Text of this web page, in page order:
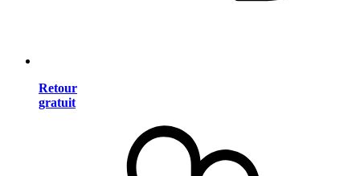
Retour
gratuit